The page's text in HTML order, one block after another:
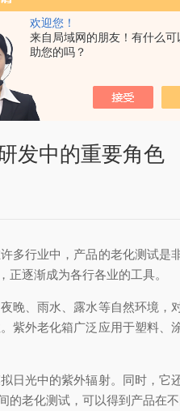
欢迎您！
来自局域网的朋友！有什么可
助您的吗？
发中的重要角色
行业中，产品的老化测试是
逐渐成为各行各业的工具。
、雨水、露水等自然环境，
紫外老化箱广泛应用于塑料
光中的紫外辐射。同时，它
老化测试，可以得到产品在